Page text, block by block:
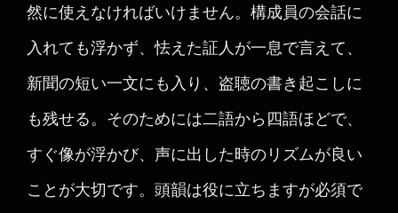
然に使えなければいけません。構成員の会話に
入れても浮かず、怯えた証人が一息で言えて、
新聞の短い一文にも入り、盗聴の書き起こしに
も残せる。そのためには二語から四語ほどで、
すぐ像が浮かび、声に出した時のリズムが良い
ことが大切です。頭韻は役に立ちますが必須で